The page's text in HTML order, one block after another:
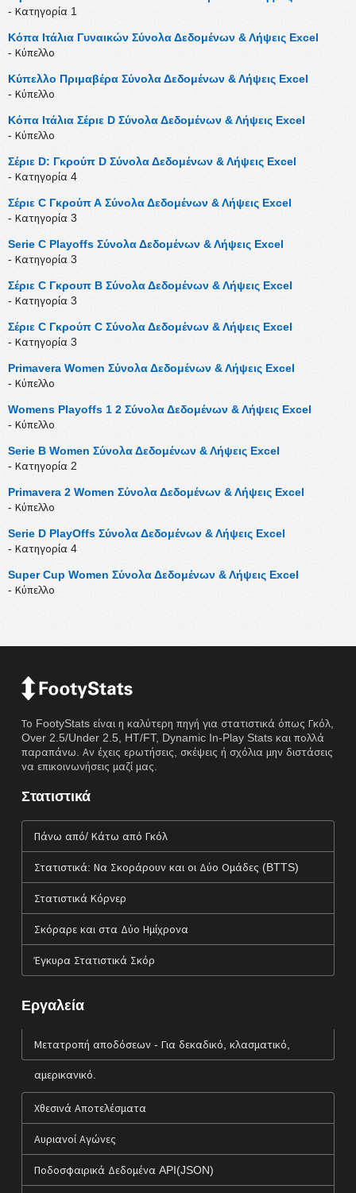
- Κατηγορία 1
Κόπα Ιτάλια Γυναικών Σύνολα Δεδομένων & Λήψεις Excel
- Κύπελλο
Κύπελλο Πριμαβέρα Σύνολα Δεδομένων & Λήψεις Excel
- Κύπελλο
Κόπα Ιτάλια Σέριε D Σύνολα Δεδομένων & Λήψεις Excel
- Κύπελλο
Σέριε D: Γκρούπ D Σύνολα Δεδομένων & Λήψεις Excel
- Κατηγορία 4
Σέριε C Γκρούπ Α Σύνολα Δεδομένων & Λήψεις Excel
- Κατηγορία 3
Serie C Playoffs Σύνολα Δεδομένων & Λήψεις Excel
- Κατηγορία 3
Σέριε C Γκρουπ Β Σύνολα Δεδομένων & Λήψεις Excel
- Κατηγορία 3
Σέριε C Γκρούπ C Σύνολα Δεδομένων & Λήψεις Excel
- Κατηγορία 3
Primavera Women Σύνολα Δεδομένων & Λήψεις Excel
- Κύπελλο
Womens Playoffs 1 2 Σύνολα Δεδομένων & Λήψεις Excel
- Κύπελλο
Serie B Women Σύνολα Δεδομένων & Λήψεις Excel
- Κατηγορία 2
Primavera 2 Women Σύνολα Δεδομένων & Λήψεις Excel
- Κύπελλο
Serie D PlayOffs Σύνολα Δεδομένων & Λήψεις Excel
- Κατηγορία 4
Super Cup Women Σύνολα Δεδομένων & Λήψεις Excel
- Κύπελλο
Το FootyStats είναι η καλύτερη πηγή για στατιστικά όπως Γκόλ,
Over 2.5/Under 2.5, HT/FT, Dynamic In-Play Stats και πολλά
παραπάνω. Αν έχεις ερωτήσεις, σκέψεις ή σχόλια μην διστάσεις
να επικοινωνήσεις μαζί μας.
Στατιστικά
Πάνω από/ Κάτω από Γκόλ
Στατιστικά: Να Σκοράρουν και οι Δύο Ομάδες (BTTS)
Στατιστικά Κόρνερ
Σκόραρε και στα Δύο Ημίχρονα
Έγκυρα Στατιστικά Σκόρ
Εργαλεία
Μετατροπή αποδόσεων - Για δεκαδικό, κλασματικό,
αμερικανικό.
Χθεσινά Αποτελέσματα
Αυριανοί Αγώνες
Ποδοσφαιρικά Δεδομένα API(JSON)